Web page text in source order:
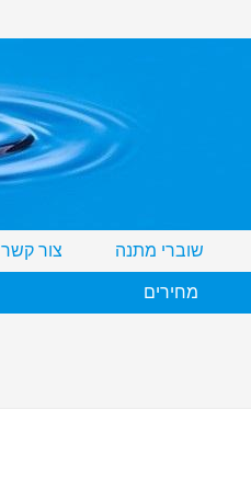
שוברי מתנה צור קשר
מחירים